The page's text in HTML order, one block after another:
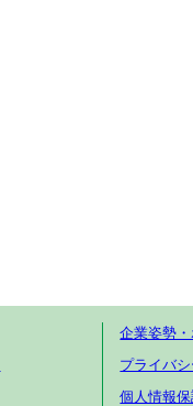
企業姿勢
プライバ
個人情報